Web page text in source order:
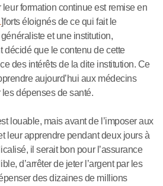
leur formation continue est remise en
]forts éloignés de ce qui fait le
et une institution,
décidé que le contenu de cette
des intérêts de la dite institution. Ce
aujourd’hui aux médecins
les dépenses de santé.
louable, mais avant de l’imposer aux
leur apprendre pendant deux jours à
il serait bon pour l’assurance
d’arrêter de jeter l’argent par les
des dizaines de millions